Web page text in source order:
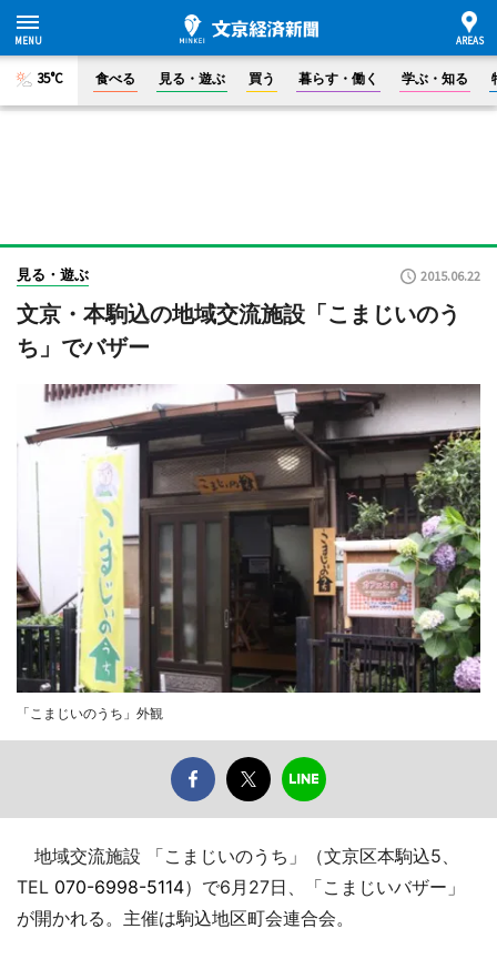
35°C 食べる 見る・遊ぶ 買う 暮らす・働く 学ぶ・知る
見る・遊ぶ 2015.06.22
文京・本駒込の地域交流施設「こまじいのう
ち」でバザー
「こまじいのうち」外観
地域交流施設 「こまじいのうち」（文京区本駒込5、
TEL 070-6998-5114）で6月27日、「こまじいバザー」
が開かれる。主催は駒込地区町会連合会。